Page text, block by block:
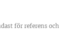
för referens och